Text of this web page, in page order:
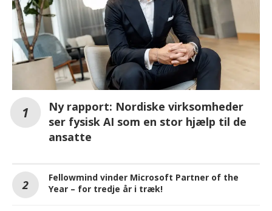
Ny rapport: Nordiske virksomheder
ser fysisk AI som en stor hjælp til de
ansatte
Fellowmind vinder Microsoft Partner of the
Year – for tredje år i træk!